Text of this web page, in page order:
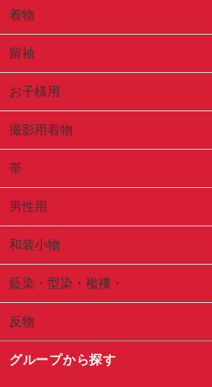
着物
留袖
お子様用
撮影用着物
帯
男性用
和装小物
藍染・型染・襤褸・
反物
グループから探す